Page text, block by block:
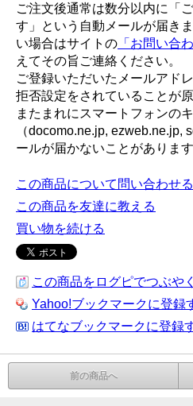
ご注文後通常は数分以内に「
す」という自動メールが届き
い場合はサイトの 「お問い合わ
えてその旨ご連絡ください。
ご登録いただいたメールアド
拒否設定をされていることが
またまれにスマートフォンの
（docomo.ne.jp, ezweb.ne.jp,
ールが届かないことがあります
この商品について問い合わせる
この商品を友達に教える
買い物を続ける
この商品をログピでつぶやく
Yahoo!ブックマークに登録
はてなブックマークに登録
前の商品へ